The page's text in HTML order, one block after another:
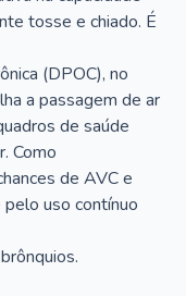
tosse e chiado. É
(DPOC), no
a passagem de ar
de saúde
Como
de AVC e
uso contínuo